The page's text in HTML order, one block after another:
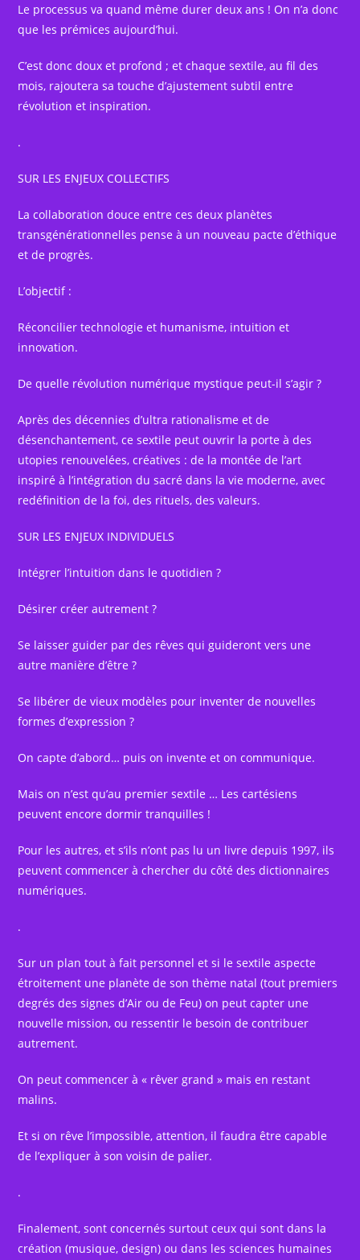
Le processus va quand même durer deux ans ! On n’a donc
que les prémices aujourd’hui.
C’est donc doux et profond ; et chaque sextile, au fil des
mois, rajoutera sa touche d’ajustement subtil entre
révolution et inspiration.
.
SUR LES ENJEUX COLLECTIFS
La collaboration douce entre ces deux planètes
transgénérationnelles pense à un nouveau pacte d’éthique
et de progrès.
L’objectif :
Réconcilier technologie et humanisme, intuition et
innovation.
De quelle révolution numérique mystique peut-il s’agir ?
Après des décennies d’ultra rationalisme et de
désenchantement, ce sextile peut ouvrir la porte à des
utopies renouvelées, créatives : de la montée de l’art
inspiré à l’intégration du sacré dans la vie moderne, avec
redéfinition de la foi, des rituels, des valeurs.
SUR LES ENJEUX INDIVIDUELS
Intégrer l’intuition dans le quotidien ?
Désirer créer autrement ?
Se laisser guider par des rêves qui guideront vers une
autre manière d’être ?
Se libérer de vieux modèles pour inventer de nouvelles
formes d’expression ?
On capte d’abord… puis on invente et on communique.
Mais on n’est qu’au premier sextile … Les cartésiens
peuvent encore dormir tranquilles !
Pour les autres, et s’ils n’ont pas lu un livre depuis 1997, ils
peuvent commencer à chercher du côté des dictionnaires
numériques.
.
Sur un plan tout à fait personnel et si le sextile aspecte
étroitement une planète de son thème natal (tout premiers
degrés des signes d’Air ou de Feu) on peut capter une
nouvelle mission, ou ressentir le besoin de contribuer
autrement.
On peut commencer à « rêver grand » mais en restant
malins.
Et si on rêve l’impossible, attention, il faudra être capable
de l’expliquer à son voisin de palier.
.
Finalement, sont concernés surtout ceux qui sont dans la
création (musique, design) ou dans les sciences humaines